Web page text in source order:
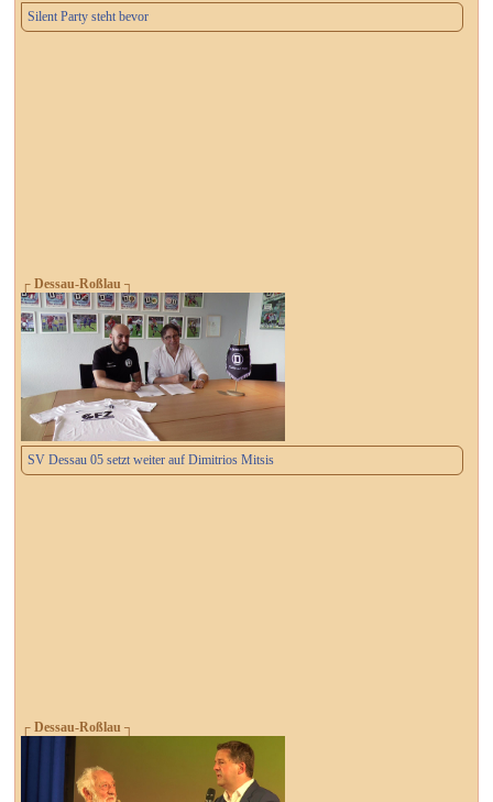
Silent Party steht bevor
┌ Dessau-Roßlau ┐
SV Dessau 05 setzt weiter auf Dimitrios Mitsis
┌ Dessau-Roßlau ┐